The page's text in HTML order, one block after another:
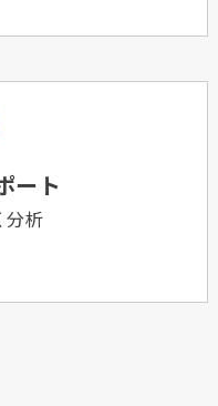
ート
分析